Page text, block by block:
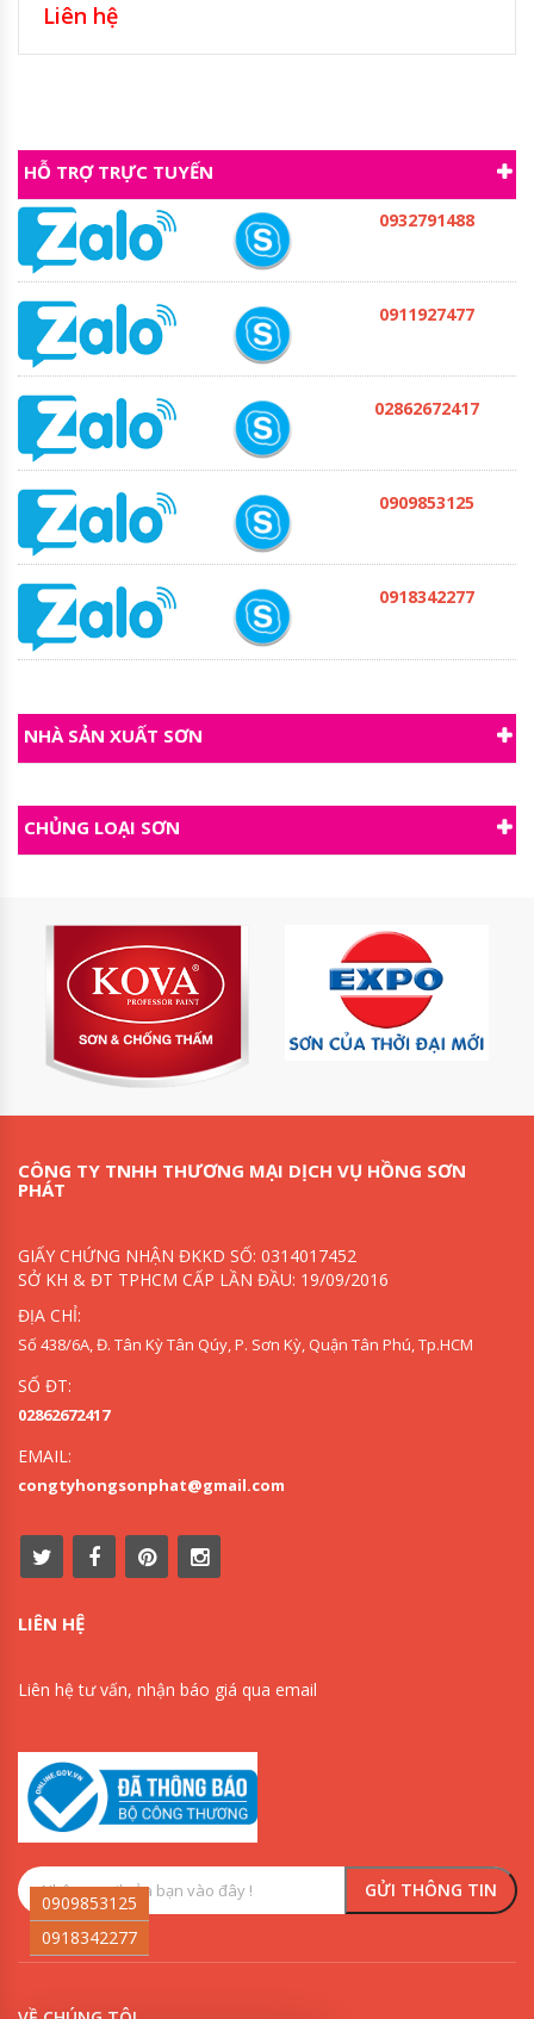
Liên hệ
HỖ TRỢ TRỰC TUYẾN
0932791488
0911927477
02862672417
0909853125
0918342277
NHÀ SẢN XUẤT SƠN
CHỦNG LOẠI SƠN
CÔNG TY TNHH THƯƠNG MẠI DỊCH VỤ HỒNG SƠN
PHÁT
GIẤY CHỨNG NHẬN ĐKKD SỐ: 0314017452
SỞ KH & ĐT TPHCM CẤP LẦN ĐẦU: 19/09/2016
ĐỊA CHỈ:
Số 438/6A, Đ. Tân Kỳ Tân Qúy, P. Sơn Kỳ, Quận Tân Phú, Tp.HCM
SỐ ĐT:
02862672417
EMAIL:
congtyhongsonphat@gmail.com
LIÊN HỆ
Liên hệ tư vấn, nhận báo giá qua email
0909853125
0918342277